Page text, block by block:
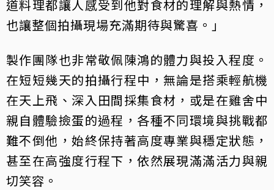
道料理都讓人感受到他對食材的理解與熱情，
也讓整個拍攝現場充滿期待與驚喜。」
製作團隊也非常敬佩陳鴻的體力與投入程度。
在短短幾天的拍攝行程中，無論是搭乘輕航機
在天上飛、深入田間採集食材，或是在雞舍中
親自體驗撿蛋的過程，各種不同環境與挑戰都
難不倒他，始終保持著高度專業與穩定狀態，
甚至在高強度行程下，依然展現滿滿活力與親
切笑容。